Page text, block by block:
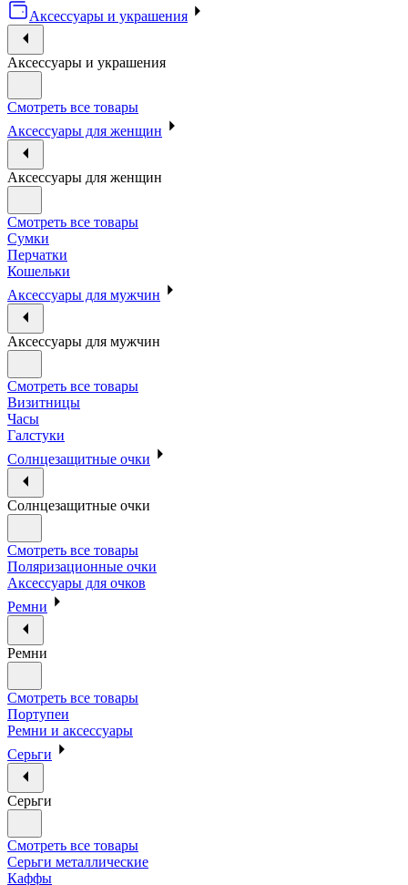
Аксессуары и украшения
Аксессуары и украшения
Смотреть все товары
Аксессуары для женщин
Аксессуары для женщин
Смотреть все товары
Сумки
Перчатки
Кошельки
Аксессуары для мужчин
Аксессуары для мужчин
Смотреть все товары
Визитницы
Часы
Галстуки
Солнцезащитные очки
Солнцезащитные очки
Смотреть все товары
Поляризационные очки
Аксессуары для очков
Ремни
Ремни
Смотреть все товары
Портупеи
Ремни и аксессуары
Серьги
Серьги
Смотреть все товары
Серьги металлические
Каффы